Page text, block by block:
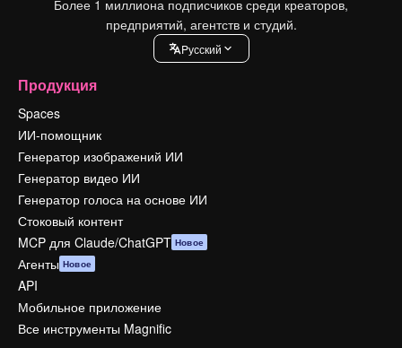
Более 1 миллиона подписчиков среди креаторов,
предприятий, агентств и студий.
Pусский
Продукция
Spaces
ИИ-помощник
Генератор изображений ИИ
Генератор видео ИИ
Генератор голоса на основе ИИ
Стоковый контент
MCP для Claude/ChatGPT Новое
Агенты Новое
API
Мобильное приложение
Все инструменты Magnific